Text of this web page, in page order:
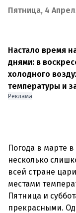
Пятница, 4
Настало время
днями: в
холодного
температуры и
Реклама
Погода в марте
несколько
всей стране
местами
Пятница и
прекрасными.